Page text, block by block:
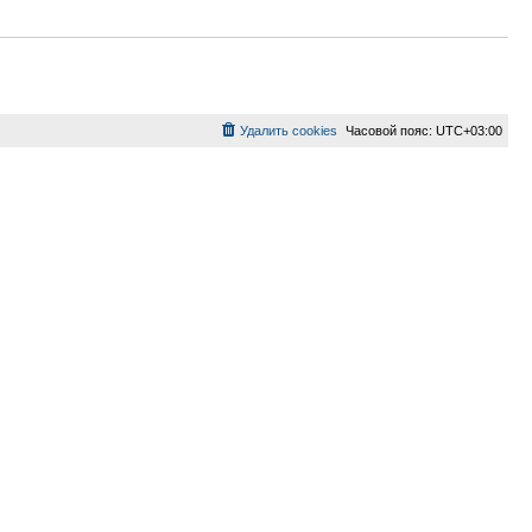
Часовой пояс: UTC+03:00
Удалить cookies